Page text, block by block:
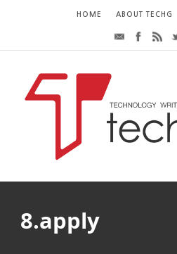
HOME ABOUT TECHG
8.apply